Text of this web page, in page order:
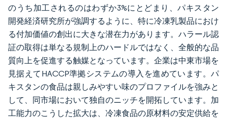
のうち加工されるのはわずか3%にとどまり、パキスタン
開発経済研究所が強調するように、特に冷凍乳製品におけ
る付加価値の創出に大きな潜在力があります。ハラール認
証の取得は単なる規制上のハードルではなく、全般的な品
質向上を促進する触媒となっています。企業は中東市場を
見据えてHACCP準拠システムの導入を進めています。パ
キスタンの食品は親しみやすい味のプロファイルを強みと
して、同市場において独自のニッチを開拓しています。加
工能力のこうした拡大は、冷凍食品の原材料の安定供給を